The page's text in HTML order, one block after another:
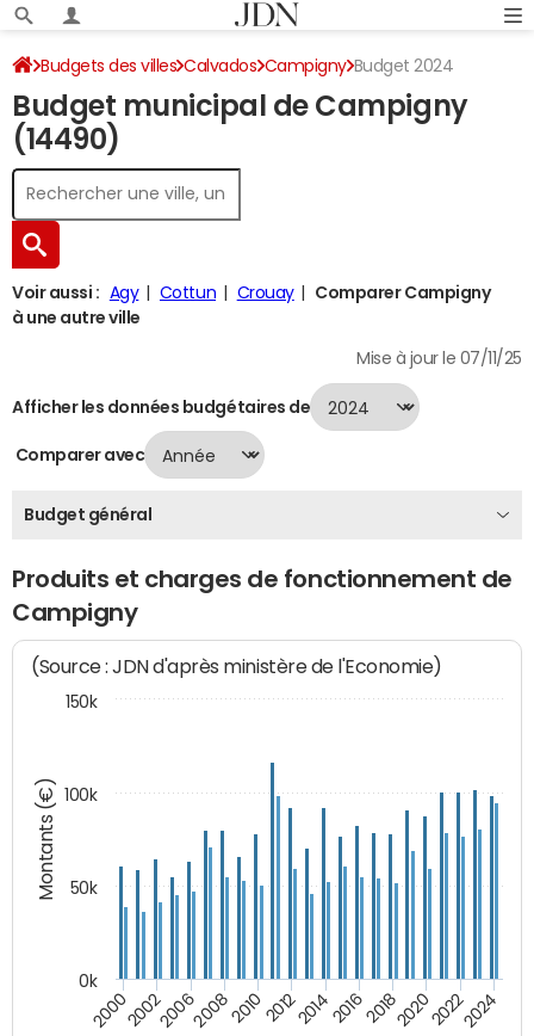
Budgets des villes Calvados Campigny Budget 2024
Budget municipal de Campigny
(14490)
Voir aussi : Agy Cottun Crouay
Comparer Campigny
à une autre ville
Mise à jour le 07/11/25
Afficher les données budgétaires de
Comparer avec
Budget général
Produits et charges de fonctionnement de
Campigny
Montants (€)
(Source : JDN d'après ministère de l'Economie)
200020022006200820102012201420162018202020222024
0k
50k
100k
150k